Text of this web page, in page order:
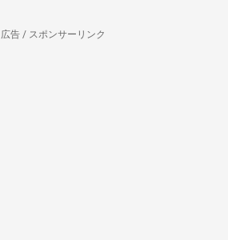
広告 / スポンサーリンク